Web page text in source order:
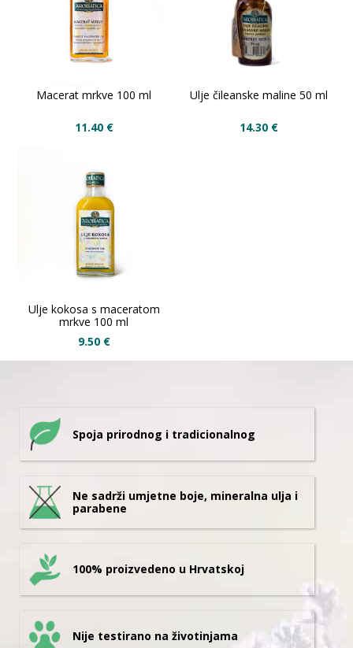
Macerat mrkve 100 ml
11.40 €
Ulje čileanske maline 50 ml
14.30 €
Ulje kokosa s maceratom
mrkve 100 ml
9.50 €
Spoja prirodnog i tradicionalnog
Ne sadrži umjetne boje, mineralna ulja i
parabene
100% proizvedeno u Hrvatskoj
Nije testirano na životinjama